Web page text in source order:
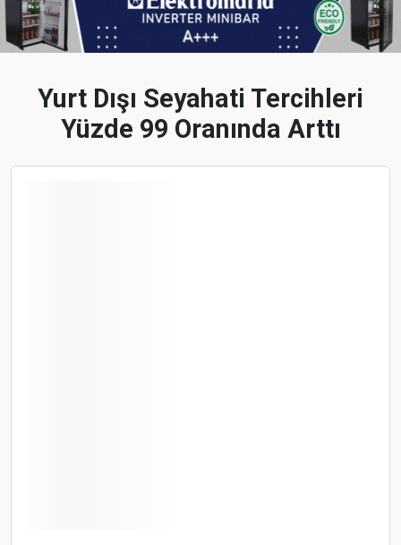
Yurt Dışı Seyahati Tercihleri
Yüzde 99 Oranında Arttı